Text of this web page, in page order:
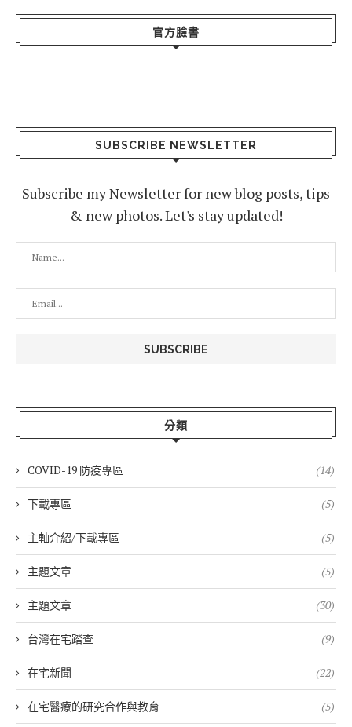
官方臉書
SUBSCRIBE NEWSLETTER
Subscribe my Newsletter for new blog posts, tips
& new photos. Let's stay updated!
分類
COVID-19 防疫專區 (14)
下載專區 (5)
主軸介紹/下載專區 (5)
主題文章 (5)
主題文章 (30)
台灣在宅踏查 (9)
在宅新聞 (22)
在宅醫療的研究合作與教育 (5)